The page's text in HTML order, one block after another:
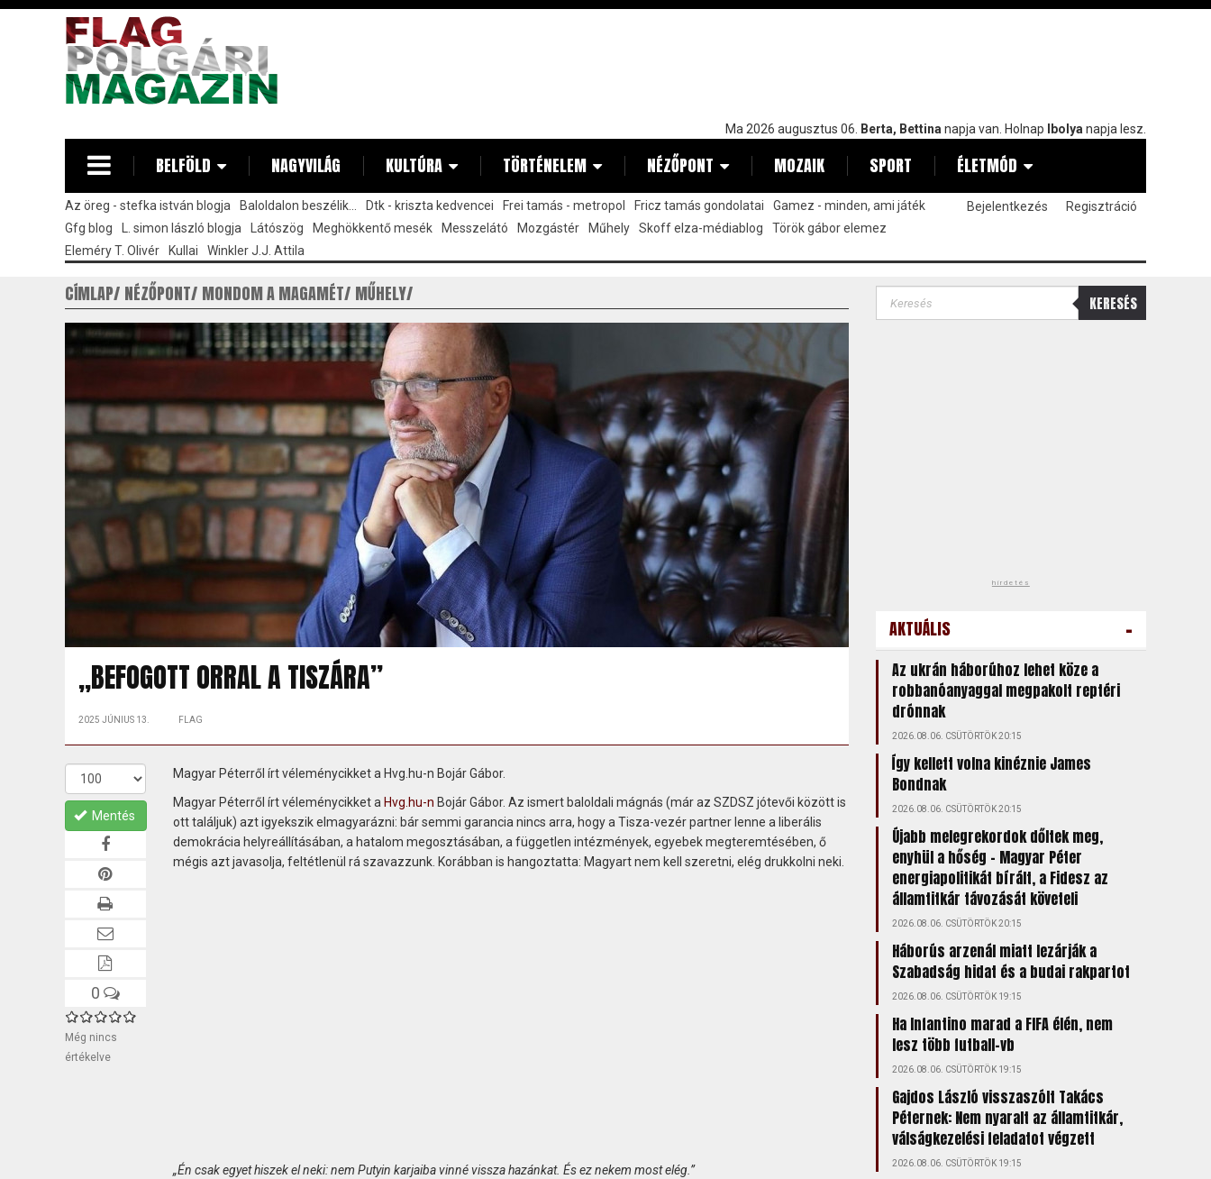
Ma 2026 augusztus 06. Berta, Bettina napja van. Holnap Ibolya napja lesz.
BELFÖLD NAGYVILÁG KULTÚRA TÖRTÉNELEM NÉZŐPONT MOZAIK SPORT ÉLETMÓD
Az öreg - stefka istván blogja Baloldalon beszélik... Dtk - kriszta kedvencei Frei tamás - metropol Fricz tamás gondolatai
Gamez - minden, ami játék
Gfg blog
L. simon lászló blogja Látószög Meghökkentő mesék Messzelátó Mozgástér Műhely Skoff elza-médiablog
Török gábor elemez
Eleméry T. Olivér
Kullai Winkler J.J. Attila
Bejelentkezés Regisztráció
CÍMLAP NÉZŐPONT MONDOM A MAGAMÉT MŰHELY
„BEFOGOTT ORRAL A TISZÁRA”
2025 JÚNIUS 13. FLAG
Mentés
0
Még nincs
értékelve
Magyar Péterről írt véleménycikket a Hvg.hu-n Bojár Gábor.
Magyar Péterről írt véleménycikket a Hvg.hu-n Bojár Gábor. Az ismert baloldali mágnás (már az SZDSZ jótevői között is
ott találjuk) azt igyekszik elmagyarázni: bár semmi garancia nincs arra, hogy a Tisza-vezér partner lenne a liberális
demokrácia helyreállításában, a hatalom megosztásában, a független intézmények, egyebek megteremtésében, ő
mégis azt javasolja, feltétlenül rá szavazzunk. Korábban is hangoztatta: Magyart nem kell szeretni, elég drukkolni neki.
„Én csak egyet hiszek el neki: nem Putyin karjaiba vinné vissza hazánkat. És ez nekem most elég.”
KERESÉS
hirdetés
AKTUÁLIS -
Az ukrán háborúhoz lehet köze a
robbanóanyaggal megpakolt reptéri
drónnak
2026.08.06. CSÜTÖRTÖK 20:15
Így kellett volna kinéznie James
Bondnak
2026.08.06. CSÜTÖRTÖK 20:15
Újabb melegrekordok dőltek meg,
enyhül a hőség – Magyar Péter
energiapolitikát bírált, a Fidesz az
államtitkár távozását követeli
2026.08.06. CSÜTÖRTÖK 20:15
Háborús arzenál miatt lezárják a
Szabadság hidat és a budai rakpartot
2026.08.06. CSÜTÖRTÖK 19:15
Ha Infantino marad a FIFA élén, nem
lesz több futball-vb
2026.08.06. CSÜTÖRTÖK 19:15
Gajdos László visszaszólt Takács
Péternek: Nem nyaralt az államtitkár,
válságkezelési feladatot végzett
2026.08.06. CSÜTÖRTÖK 19:15